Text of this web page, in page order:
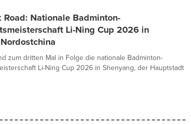
Road: Nationale Badminton-
Li-Ning Cup 2026 in
zum dritten Mal in Folge die nationale Badminton-
Li-Ning Cup 2026 in Shenyang, der Hauptstadt